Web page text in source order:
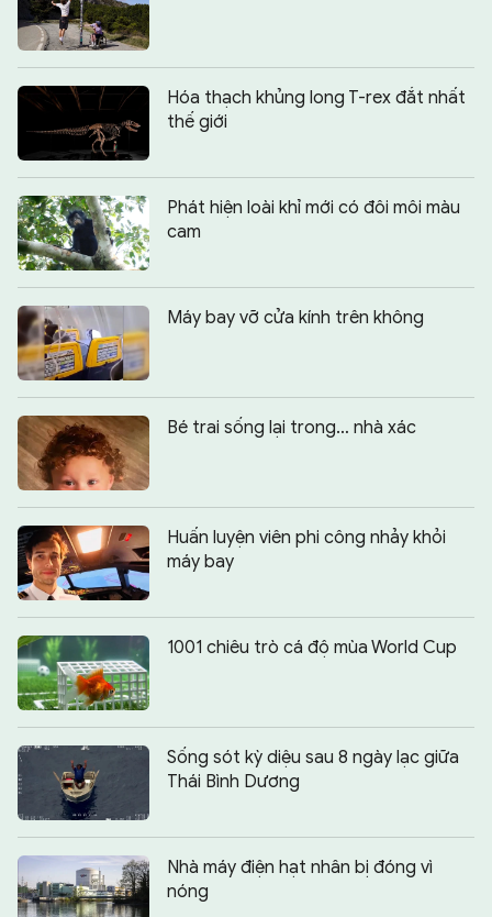
Hóa thạch khủng long T-rex đắt nhất
thế giới
Phát hiện loài khỉ mới có đôi môi màu
cam
Máy bay vỡ cửa kính trên không
Bé trai sống lại trong… nhà xác
Huấn luyện viên phi công nhảy khỏi
máy bay
1001 chiêu trò cá độ mùa World Cup
Sống sót kỳ diệu sau 8 ngày lạc giữa
Thái Bình Dương
Nhà máy điện hạt nhân bị đóng vì
nóng